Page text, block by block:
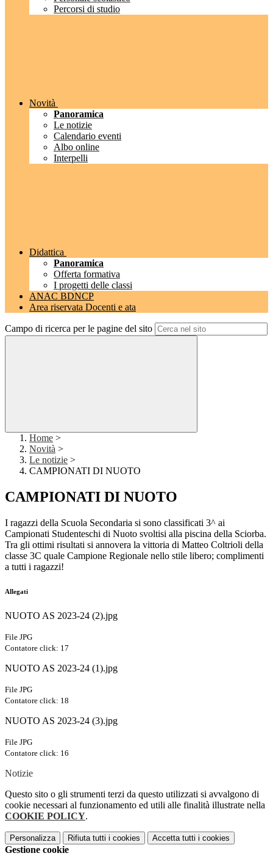
Percorsi di studio
Novità
Panoramica
Le notizie
Calendario eventi
Albo online
Interpelli
Didattica
Panoramica
Offerta formativa
I progetti delle classi
ANAC BDNCP
Area riservata Docenti e ata
Campo di ricerca per le pagine del sito
Home >
Novità >
Le notizie >
CAMPIONATI DI NUOTO
CAMPIONATI DI NUOTO
I ragazzi della Scuola Secondaria si sono classificati 3^ ai
Campionati Studenteschi di Nuoto svoltisi alla piscina della Sciorba.
Tra gli ottimi risultati si annovera la vittoria di Matteo Coltrioli della
classe 3C quale Campione Regionale nello stile libero; complimenti
a tutti i ragazzi!
Allegati
NUOTO AS 2023-24 (2).jpg
File JPG
Contatore click: 17
NUOTO AS 2023-24 (1).jpg
File JPG
Contatore click: 18
NUOTO AS 2023-24 (3).jpg
File JPG
Contatore click: 16
Notizie
Questo sito o gli strumenti terzi da questo utilizzati si avvalgono di
cookie necessari al funzionamento ed utili alle finalità illustrate nella
COOKIE POLICY.
Personalizza Rifiuta tutti i cookies Accetta tutti i cookies
Gestione cookie